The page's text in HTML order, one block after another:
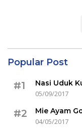
Popular Post
#1
Nasi Uduk
05/09/2017
#2
Mie Ayam
04/05/2017